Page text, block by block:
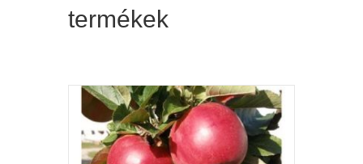
termékek